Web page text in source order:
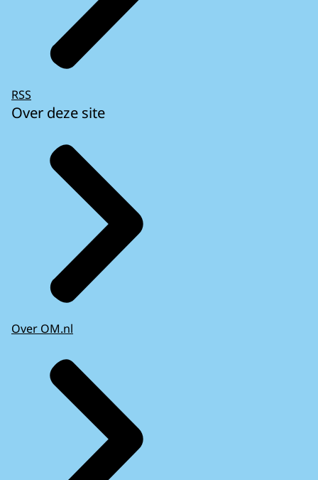
RSS
Over deze site
Over OM.nl